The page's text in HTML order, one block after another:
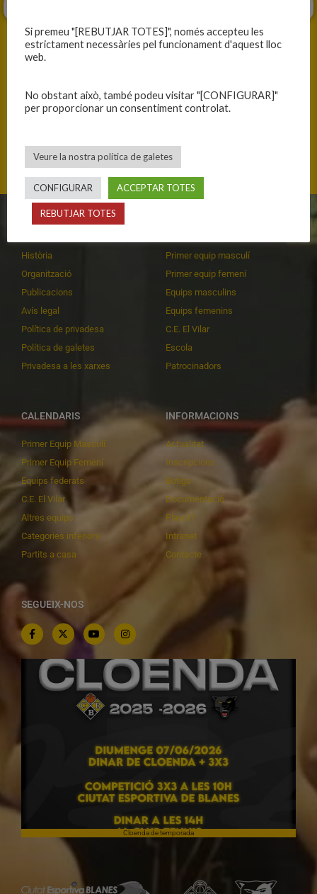
ANTERIOR
RESULTATS DE LA JORNADA
SEGÜENT
HEM REACCIONAT TARD
CLUB
Història
Organització
Publicacions
Avís legal
Política de privadesa
Política de galetes
Privadesa a les xarxes
Primer equip masculí
Primer equip femení
Equips masculins
Equips femenins
C.E. El Vilar
Escola
Patrocinadors
CALENDARIS
Primer Equip Masculí
Primer Equip Femení
Equips federats
C.E. El Vilar
Altres equips
Categories inferiors
Partits a casa
INFORMACIONS
Actualitat
Inscripcions
Botiga
Documentació
Playoff
Intranet
Contacte
SEGUEIX-NOS
Cloenda de temporada
Si premeu "[REBUTJAR TOTES]", només accepteu les
estrictament necessàries pel funcionament d'aquest lloc
web.
No obstant això, també podeu visitar "[CONFIGURAR]"
per proporcionar un consentiment controlat.
Veure la nostra política de galetes
CONFIGURAR ACCEPTAR TOTES
REBUTJAR TOTES